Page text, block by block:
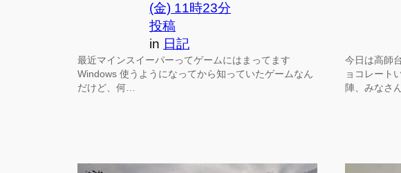
(金) 11時23分
投稿
in 日記
最近マインスイーパーってゲームにはまってます
Windows 使うようになってから知っていたゲームなん
だけど、何…
今日は高師
ョコレート
陣、みなさ